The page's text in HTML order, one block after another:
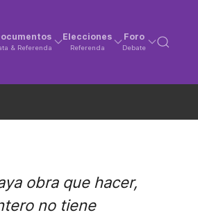
& Referenda
Elecciones
Referenda
Foro
Debate
obra que hacer,
no tiene